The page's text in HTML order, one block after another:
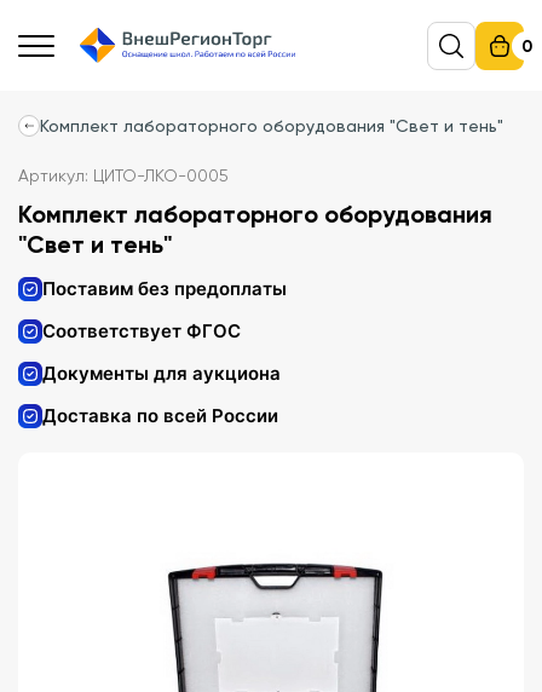
0
Комплект лабораторного оборудования "Свет и тень"
Артикул: ЦИТО-ЛКО-0005
Комплект лабораторного оборудования
"Свет и тень"
Поставим без предоплаты
Соответствует ФГОС
Документы для аукциона
Доставка по всей России